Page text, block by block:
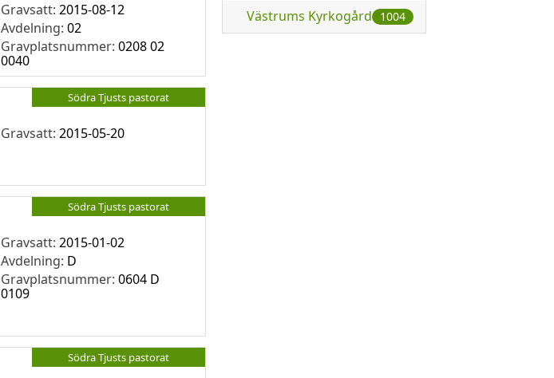
Västrums Kyrkogård 1004
Gravsatt:2015-08-12
Avdelning:02
Gravplatsnummer: 0208 02
0040
Södra Tjusts pastorat
Gravsatt:2015-05-20
Södra Tjusts pastorat
Gravsatt:2015-01-02
Avdelning: D
Gravplatsnummer: 0604 D
0109
Södra Tjusts pastorat